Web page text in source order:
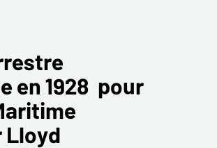
en 1928 pour
Lloyd